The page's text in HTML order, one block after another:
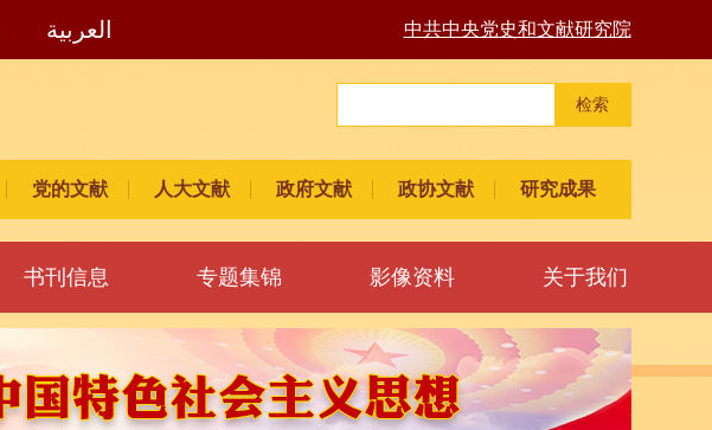
العربية 中共中央党史和文献研究院
检索
党的文献 人大文献 政府文献 政协文献 研究成果
书刊信息 专题集锦 影像资料 关于我们